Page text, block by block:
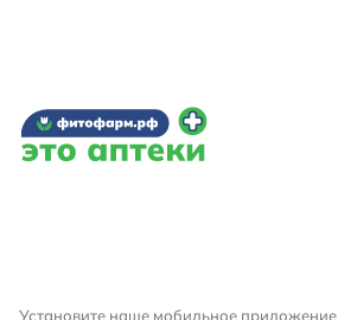
Установите наше мобильное приложение